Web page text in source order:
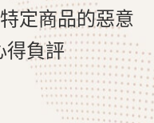
定商品的惡意
得負評